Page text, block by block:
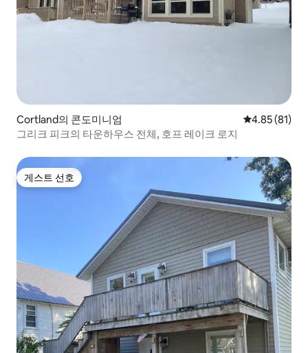
Cortland의 콘도미니엄 평점 4.85점
4.85 (81)
그리크 피크의 타운하우스 전체, 호프 레이크 로지
게스트 선호
게스트 선호